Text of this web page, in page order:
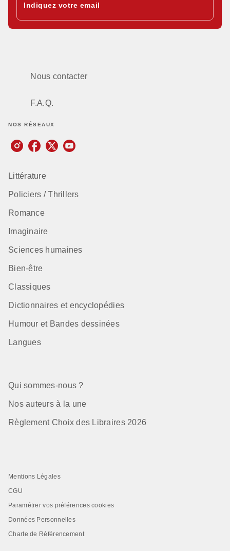
Indiquez votre email
Nous contacter
F.A.Q.
NOS RÉSEAUX
Littérature
Policiers / Thrillers
Romance
Imaginaire
Sciences humaines
Bien-être
Classiques
Dictionnaires et encyclopédies
Humour et Bandes dessinées
Langues
Qui sommes-nous ?
Nos auteurs à la une
Règlement Choix des Libraires 2026
Mentions Légales
CGU
Paramétrer vos préférences cookies
Données Personnelles
Charte de Référencement